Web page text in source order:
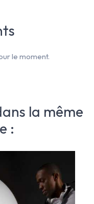
le moment.
la même
: